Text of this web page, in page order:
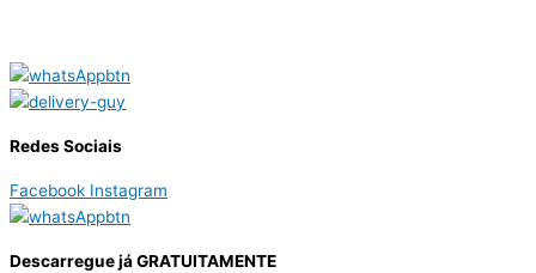
Redes Sociais
Facebook Instagram
Descarregue já GRATUITAMENTE